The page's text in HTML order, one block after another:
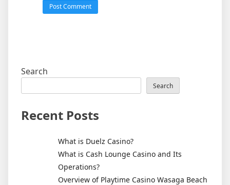
Search
Search
Recent Posts
What is Duelz Casino?
What is Cash Lounge Casino and Its
Operations?
Overview of Playtime Casino Wasaga Beach